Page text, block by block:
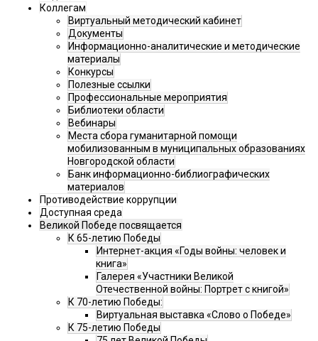
Коллегам
Виртуальный методический кабинет
Документы
Информационно-аналитические и методические
материалы
Конкурсы
Полезные ссылки
Профессиональные мероприятия
Библиотеки области
Вебинары
Места сбора гуманитарной помощи
мобилизованным в муниципальных образованиях
Новгородской области
Банк информационно-библиографических
материалов
Противодействие коррупции
Доступная среда
Великой Победе посвящается
К 65-летию Победы
Интернет-акция «Годы войны: человек и
книга»
Галерея «Участники Великой
Отечественной войны: Портрет с книгой»
К 70-летию Победы:
Виртуальная выставка «Слово о Победе»
К 75-летию Победы